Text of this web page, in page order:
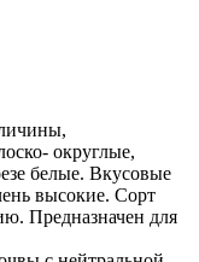
округлые,
белые. Вкусовые
высокие. Сорт
Предназначен для